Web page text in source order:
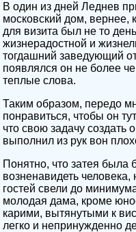
В один из дней Леднев
московский дом,
для визита был не то
жизнерадостной и
тогдашний заведующий
появлялся он не более
теплые слова.
Таким образом, передо
понравиться, чтобы он
что свою задачу
выполнил из рук вон
Понятно, что затея была
возненавидеть
гостей свели до
молодая дама, кроме
карими, вытянутыми к
легко и непринужденно